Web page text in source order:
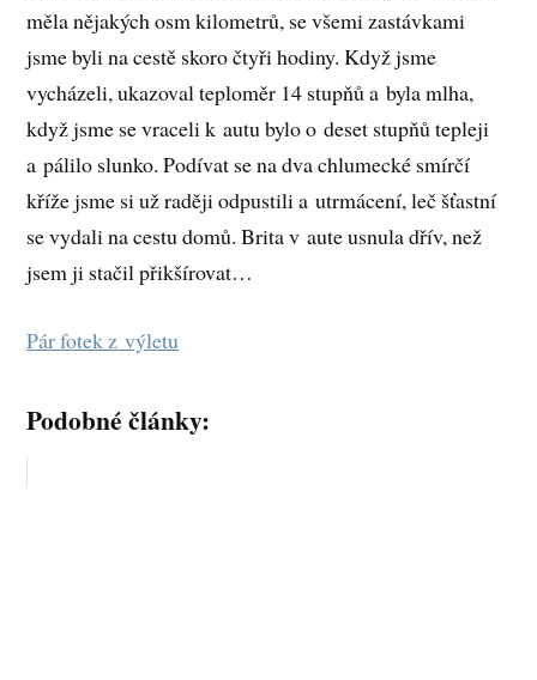
měla nějakých osm kilometrů, se všemi zastávkami
jsme byli na cestě skoro čtyři hodiny. Když jsme
vycházeli, ukazoval teploměr 14 stupňů a byla mlha,
když jsme se vraceli k autu bylo o deset stupňů tepleji
a pálilo slunko. Podívat se na dva chlumecké smírčí
kříže jsme si už raději odpustili a utrmácení, leč šťastní
se vydali na cestu domů. Brita v aute usnula dřív, než
jsem ji stačil přikšírovat…
Pár fotek z výletu
Podobné články: